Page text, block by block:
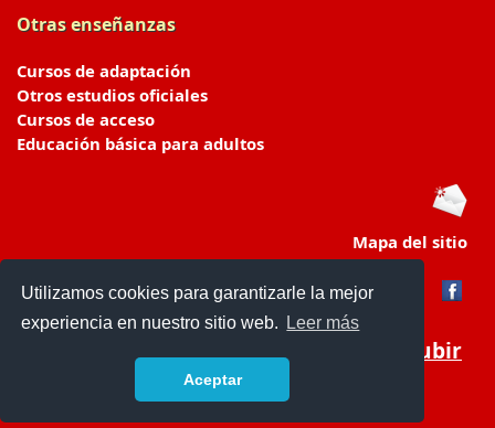
Utilizamos cookies para garantizarle la mejor
experiencia en nuestro sitio web.
Leer más
Aceptar
Otras enseñanzas
Cursos de adaptación
Otros estudios oficiales
Cursos de acceso
Educación básica para adultos
Mapa del sitio
Subir